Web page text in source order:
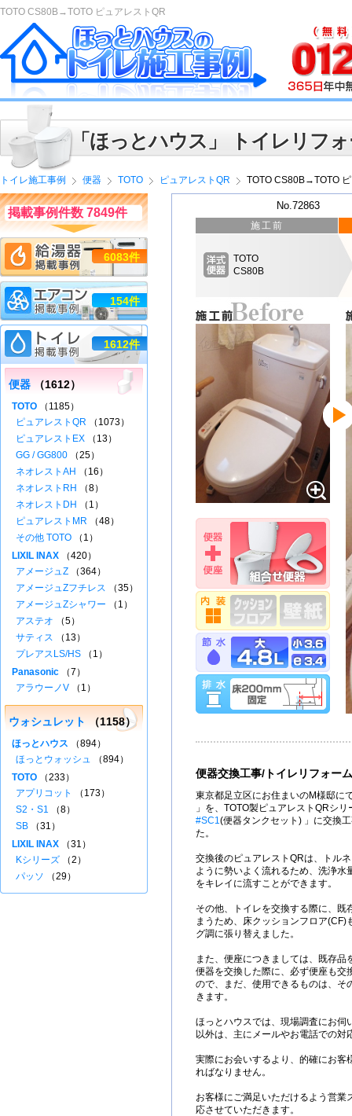
TOTO CS80B→TOTO ピュアレストQR
「ほっとハウス」 トイレリフ
トイレ施工事例 便器 TOTO ピュアレストQR TOTO CS80B→TOTO
No.72863
施工前
TOTO
CS80B
便器交換工事/トイレリフォーム
東京都足立区にお住まいのM様邸に
」を、TOTO製ピュアレストQRシ
#SC1(便器タンクセット) 」に交換
た。
交換後のピュアレストQRは、トル
ように勢いよく流れるため、洗浄水
をキレイに流すことができます。
その他、トイレを交換する際に、既
まうため、床クッションフロア(CF)
グ調に張り替えました。
また、便座につきましては、既存品
便器を交換した際に、必ず便座も交
ので、まだ、使用できるものは、そ
きます。
ほっとハウスでは、現場調査にお伺
以外は、主にメールやお電話での対
実際にお会いするより、的確にお客
ればなりません。
お客様にご満足いただけるよう営業
応させていただきます。
掲載事例件数 7849件
6083件
154件
1612件
便器 （1612）
TOTO （1185）
ピュアレストQR （1073）
ピュアレストEX （13）
GG / GG800 （25）
ネオレストAH
（16）
ネオレストRH
（8）
ネオレストDH
（1）
ピュアレストMR （48）
その他 TOTO （1）
LIXIL INAX （420）
アメージュZ （364）
アメージュZフチレス （35）
アメージュZシャワー （1）
アステオ （5）
サティス （13）
プレアスLS/HS （1）
Panasonic （7）
アラウーノV （1）
ウォシュレット （1158）
ほっとハウス （894）
ほっとウォッシュ （894）
TOTO （233）
アプリコット
（173）
S2・S1 （8）
SB （31）
LIXIL INAX （31）
Kシリーズ （2）
パッソ （29）